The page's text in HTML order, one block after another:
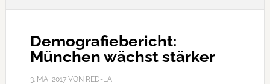
Demografiebericht:
München wächst stärker
3. MAI 2017VON RED-LA